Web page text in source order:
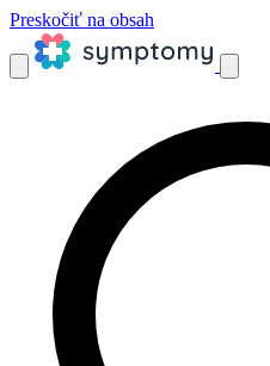
Preskočiť na obsah